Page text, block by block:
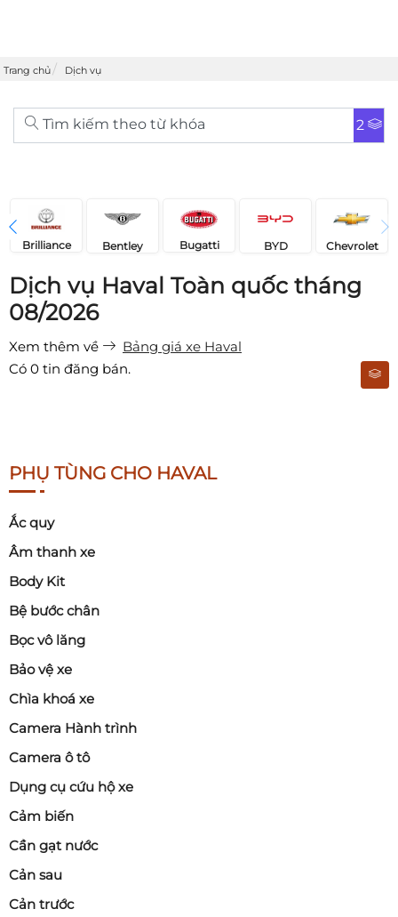
Trang chủ Dịch vụ
Tìm kiếm theo từ khóa 2
Brilliance Bentley Bugatti BYD Chevrolet
Dịch vụ Haval Toàn quốc tháng
08/2026
Xem thêm về
Bảng giá xe Haval
Có 0 tin đăng bán.
PHỤ TÙNG CHO HAVAL
Ắc quy
Âm thanh xe
Body Kit
Bệ bước chân
Bọc vô lăng
Bảo vệ xe
Chìa khoá xe
Camera Hành trình
Camera ô tô
Dụng cụ cứu hộ xe
Cảm biến
Cần gạt nước
Cản sau
Cản trước